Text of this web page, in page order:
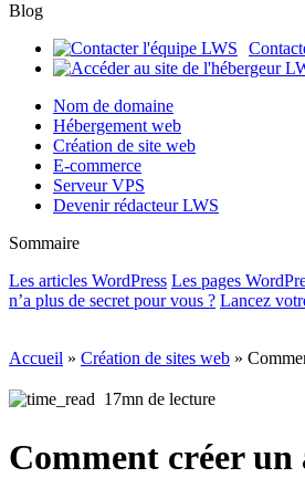
Blog
Nom de domaine
Hébergement web
Création de site web
E-commerce
Serveur VPS
Devenir rédacteur LWS
Sommaire
Les articles WordPress Les pages
n’a plus de secret pour vous ? Lancez
Accueil » Création de sites web »
17mn de lecture
Comment créer un